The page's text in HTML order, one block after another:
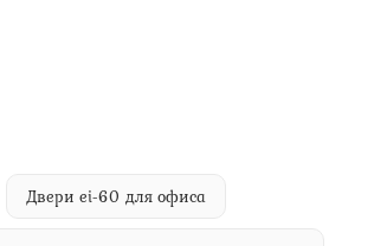
Двери ei-60 для офиса